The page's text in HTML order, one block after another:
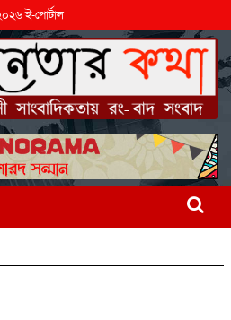
ই-পোর্টাল